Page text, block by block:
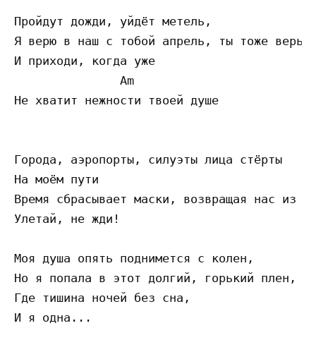
Пройдут дожди, уйдёт метель,
Я верю в наш с тобой апрель, ты тоже верь
И приходи, когда уже
Am
Не хватит нежности твоей душе
Города, аэропорты, силуэты лица стёрты
На моём пути
Время сбрасывает маски, возвращая нас из
Улетай, не жди!
Моя душа опять поднимется с колен,
Но я попала в этот долгий, горький плен,
Где тишина ночей без сна,
И я одна...